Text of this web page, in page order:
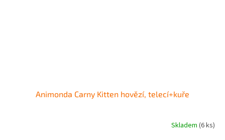
Animonda Carny Kitten hovězí, telecí+kuře
Skladem (6 ks)